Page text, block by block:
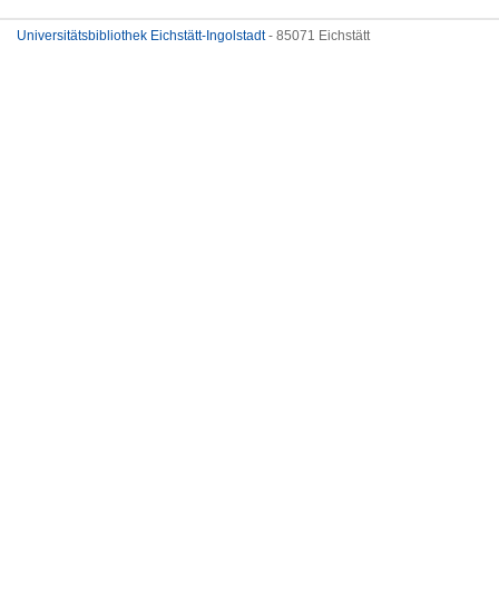
Universitätsbibliothek Eichstätt-Ingolstadt- 85071 Eichstätt